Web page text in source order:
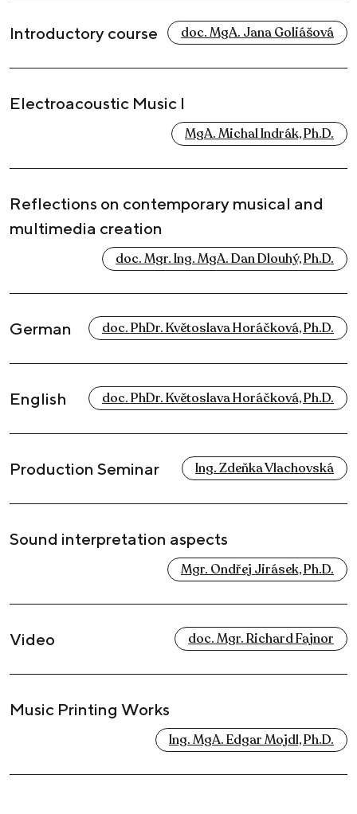
Introductory course doc. MgA. Jana Goliášová
Electroacoustic Music I
MgA. Michal Indrák, Ph.D.
Reflections on contemporary musical and
multimedia creation
doc. Mgr. Ing. MgA. Dan Dlouhý, Ph.D.
German doc. PhDr. Květoslava Horáčková, Ph.D.
English doc. PhDr. Květoslava Horáčková, Ph.D.
Production Seminar Ing. Zdeňka Vlachovská
Sound interpretation aspects
Mgr. Ondřej Jirásek, Ph.D.
Video doc. Mgr. Richard Fajnor
Music Printing Works
Ing. MgA. Edgar Mojdl, Ph.D.